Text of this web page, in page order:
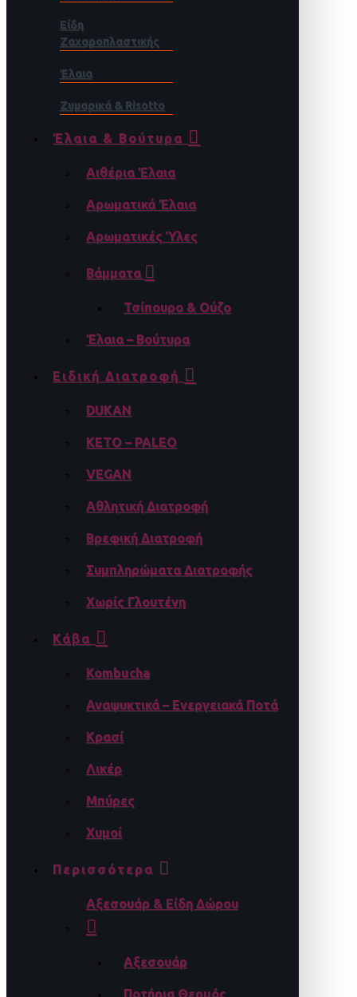
Είδη
Ζαχαροπλαστικής
Έλαια
Ζυμαρικά & Risotto
Έλαια & Βούτυρα
Αιθέρια Έλαια
Αρωματικά Έλαια
Αρωματικές Ύλες
Βάμματα
Τσίπουρο & Ούζο
Έλαια – Βούτυρα
Ειδική Διατροφή
DUKAN
KETO – PALEO
VEGAN
Αθλητική Διατροφή
Βρεφική Διατροφή
Συμπληρώματα Διατροφής
Χωρίς Γλουτένη
Κάβα
Kombucha
Αναψυκτικά – Ενεργειακά Ποτά
Κρασί
Λικέρ
Μπύρες
Χυμοί
Περισσότερα
Αξεσουάρ & Είδη Δώρου
Αξεσουάρ
Ποτήρια Θερμός